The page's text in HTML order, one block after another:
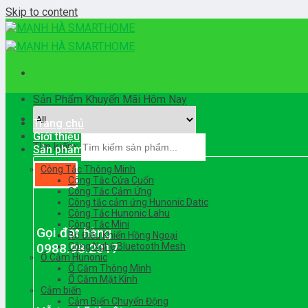
Skip to content
Tìm kiếm:
Gọi đặt hàng
0988.98.2017
Sản Phẩm Khuyến Mãi Hôm Nay
Trang chủ
Giới thiệu
Sản phẩm
Công Tắc Thông Minh
Công Tắc Cửa Cuốn
Công Tắc Cảm Ứng
Công tắc cảm ứng Hunonic Datic
Công Tắc Hunonic Lahu
Công Tắc Mini
Bộ Điều Khiển Hồng Ngoại
Công Nghệ Bluetooth Mesh
Ổ Cắm Hunonic
Ổ Cắm Thông Minh
Ổ Cắm Mặt Kính
Cảm biến
Cảm Biến Chuyển Động